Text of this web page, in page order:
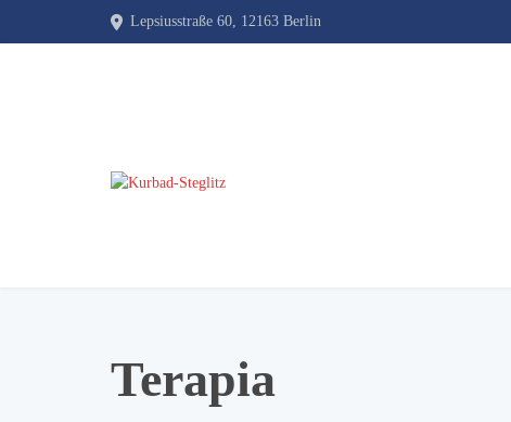
Lepsiusstraße 60, 12163 Berlin
Terapia